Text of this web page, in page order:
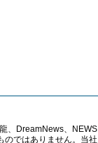
、DreamNews、NEWS
のではありません。当社